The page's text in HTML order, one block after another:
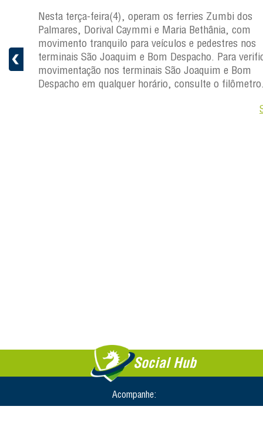
a
Nesta terça-feira(4), operam os ferries Zumbi dos
Palmares, Dorival Caymmi e Maria Bethânia, com
movimento tranquilo para veículos e pedestres nos
terminais São Joaquim e Bom Despacho. Para
movimentação nos terminais São Joaquim e Bom
Despacho em qualquer horário, consulte o
Social Hub
Acompanhe: